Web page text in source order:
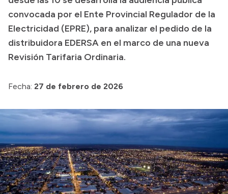
Boletín Oficial
Compras y licitaciones
Consulta de expedientes
Consulta de pago a proveedores
Login
convocada por el Ente Provincial Regulador de la
Electricidad (EPRE), para analizar el pedido de la
distribuidora EDERSA en el marco de una nueva
Revisión Tarifaria Ordinaria.
Fecha: 27 de febrero de 2026